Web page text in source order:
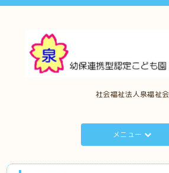
社会福祉法人泉福祉会
メニュー